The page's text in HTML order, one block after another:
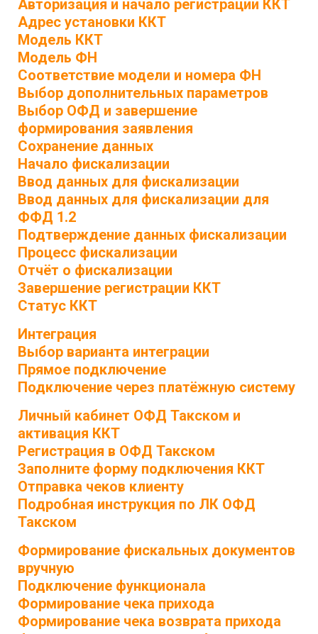
Авторизация и начало регистрации ККТ
Адрес установки ККТ
Модель ККТ
Модель ФН
Соответствие модели и номера ФН
Выбор дополнительных параметров
Выбор ОФД и завершение
формирования заявления
Сохранение данных
Начало фискализации
Ввод данных для фискализации
Ввод данных для фискализации для
ФФД 1.2
Подтверждение данных фискализации
Процесс фискализации
Отчёт о фискализации
Завершение регистрации ККТ
Статус ККТ
Интеграция
Выбор варианта интеграции
Прямое подключение
Подключение через платёжную систему
Личный кабинет ОФД Такском и
активация ККТ
Регистрация в ОФД Такском
Заполните форму подключения ККТ
Отправка чеков клиенту
Подробная инструкция по ЛК ОФД
Такском
Формирование фискальных документов
вручную
Подключение функционала
Формирование чека прихода
Формирование чека возврата прихода